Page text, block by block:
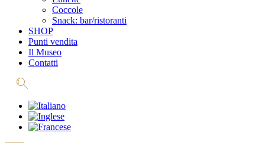
Coccole
Snack: bar/ristoranti
SHOP
Punti vendita
Il Museo
Contatti